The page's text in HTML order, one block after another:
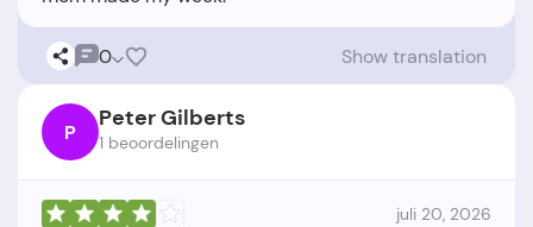
0 Show translation
P Peter Gilberts
1 beoordelingen
juli 20, 2026